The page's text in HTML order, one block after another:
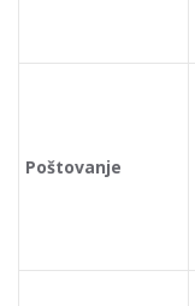
Poštovanje